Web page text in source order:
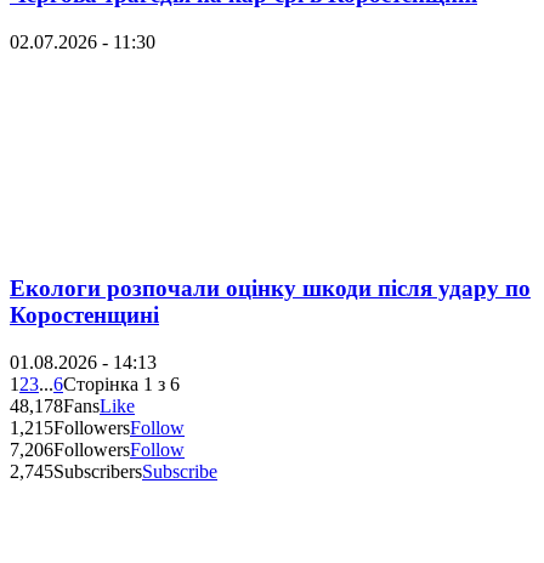
02.07.2026 - 11:30
Екологи розпочали оцінку шкоди після удару по
Коростенщині
01.08.2026 - 14:13
1 23...6Сторінка 1 з 6
48,178FansLike
1,215FollowersFollow
7,206FollowersFollow
2,745SubscribersSubscribe